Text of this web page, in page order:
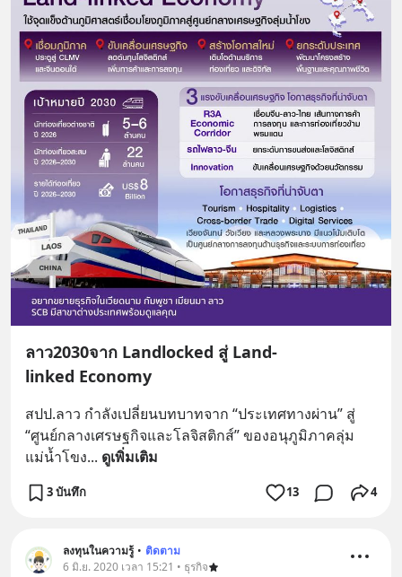
ลาว2030จาก Landlocked สู่ Land-
linked Economy
สปป.ลาว กำลังเปลี่ยนบทบาทจาก “ประเทศทางผ่าน” สู่
“ศูนย์กลางเศรษฐกิจและโลจิสติกส์” ของอนุภูมิภาคลุ่ม
แม่น้ำโขง... ดูเพิ่มเติม
3 บันทึก 13 4
ลงทุนในความรู้ • ติดตาม
6 มิ.ย. 2020 เวลา 15:21 • ธุรกิจ